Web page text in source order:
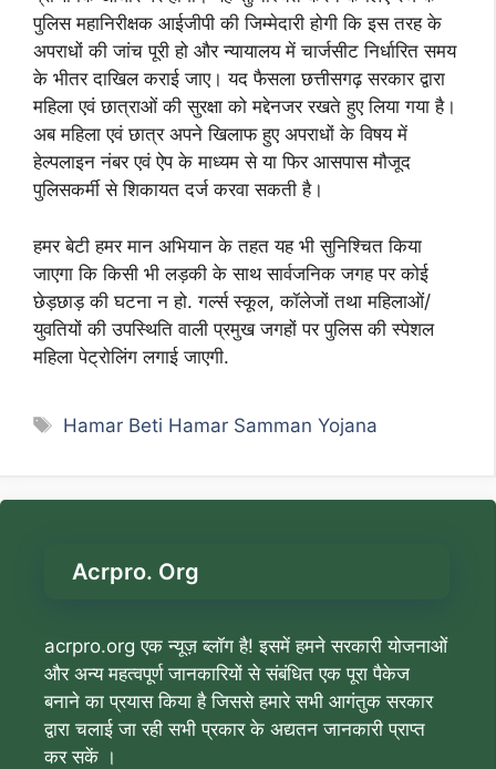
पुलिस महानिरीक्षक आईजीपी की जिम्मेदारी होगी कि इस तरह के
अपराधों की जांच पूरी हो और न्यायालय में चार्जसीट निर्धारित समय
के भीतर दाखिल कराई जाए। यद फैसला छत्तीसगढ़ सरकार द्वारा
महिला एवं छात्राओं की सुरक्षा को मद्देनजर रखते हुए लिया गया है।
अब महिला एवं छात्र अपने खिलाफ हुए अपराधों के विषय में
हेल्पलाइन नंबर एवं ऐप के माध्यम से या फिर आसपास मौजूद
पुलिसकर्मी से शिकायत दर्ज करवा सकती है।
हमर बेटी हमर मान अभियान के तहत यह भी सुनिश्चित किया
जाएगा कि किसी भी लड़की के साथ सार्वजनिक जगह पर कोई
छेड़छाड़ की घटना न हो. गर्ल्स स्कूल, कॉलेजों तथा महिलाओं/
युवतियों की उपस्थिति वाली प्रमुख जगहों पर पुलिस की स्पेशल
महिला पेट्रोलिंग लगाई जाएगी.
Tags
Hamar Beti Hamar Samman Yojana
Acrpro. Org
acrpro.org एक न्यूज़ ब्लॉग है! इसमें हमने सरकारी योजनाओं
और अन्य महत्वपूर्ण जानकारियों से संबंधित एक पूरा पैकेज
बनाने का प्रयास किया है जिससे हमारे सभी आगंतुक सरकार
द्वारा चलाई जा रही सभी प्रकार के अद्यतन जानकारी प्राप्त
कर सकें ।